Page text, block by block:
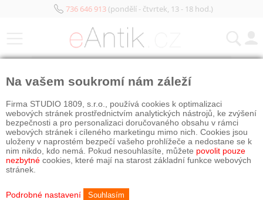
736 646 913(pondělí - čtvrtek, 13 - 18 hod.)
Na vašem soukromí nám záleží
Firma STUDIO 1809, s.r.o., používá cookies k optimalizaci
webových stránek prostřednictvím analytických nástrojů, ke zvýšení
bezpečnosti a pro personalizaci doručovaného obsahu v rámci
webových stránek i cíleného marketingu mimo nich. Cookies jsou
uloženy v naprostém bezpečí vašeho prohlížeče a nedostane se k
nim nikdo, kdo nemá. Pokud nesouhlasíte, můžete povolit pouze
nezbytné cookies, které mají na starost základní funkce webových
stránek.
Podrobné nastavení Souhlasím